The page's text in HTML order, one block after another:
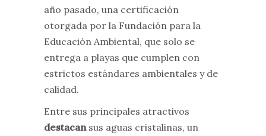
año pasado, una certificación
otorgada por la Fundación para la
Educación Ambiental, que solo se
entrega a playas que cumplen con
estrictos estándares ambientales y de
calidad.
Entre sus principales atractivos
destacansus aguas cristalinas, un